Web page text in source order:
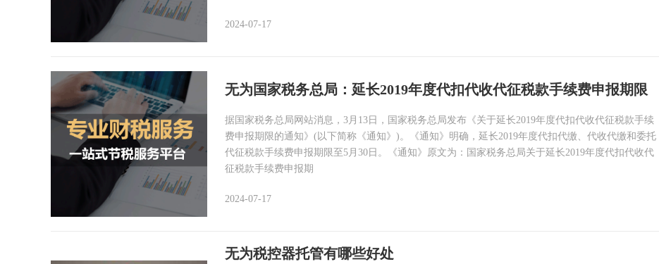
2024-07-17
无为国家税务总局：延长2019年度代扣代收代征税款手续费申报期限
据国家税务总局网站消息，3月13日，国家税务总局发布《关于延长2019年度代扣代收代征税款手续
费申报期限的通知》(以下简称《通知》)。《通知》明确，延长2019年度代扣代缴、代收代缴和委托
代征税款手续费申报期限至5月30日。《通知》原文为：国家税务总局关于延长2019年度代扣代收代
征税款手续费申报期
2024-07-17
无为税控器托管有哪些好处